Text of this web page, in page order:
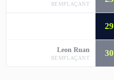
REMPLAÇANT
29
Leon Ruan
REMPLAÇANT 30